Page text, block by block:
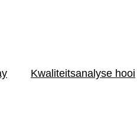
Kwaliteitsanalyse hooi